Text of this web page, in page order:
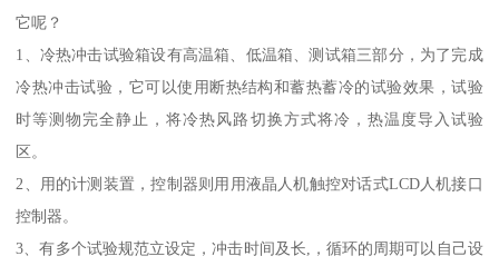
它呢？
1、冷热冲击试验箱设有高温箱、低温箱、测试箱三部分，为了完成
冷热冲击试验，它可以使用断热结构和蓄热蓄冷的试验效果，试验
时等测物完全静止，将冷热风路切换方式将冷，热温度导入试验
区。
2、用的计测装置，控制器则用用液晶人机触控对话式LCD人机接口
控制器。
3、有多个试验规范立设定，冲击时间及长,，循环的周期可以自己设